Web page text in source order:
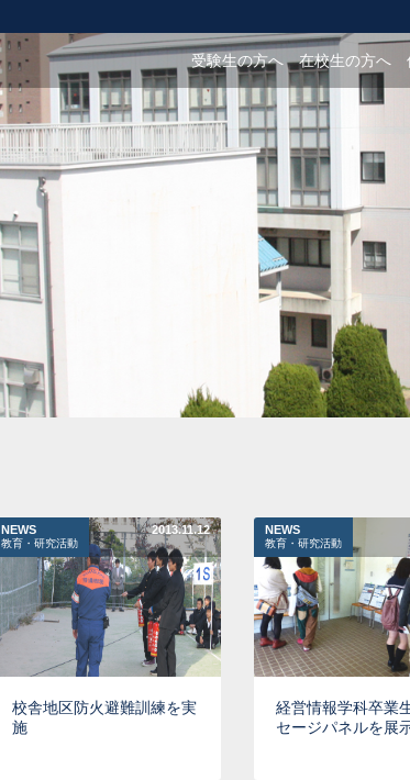
受験生の方へ 在校生の方へ
NEWS
教育・研究活動
2013.11.12
校舎地区防火避難訓練を実
施
NEWS
教育・研究活動
経営情報学科卒業
セージパネルを展